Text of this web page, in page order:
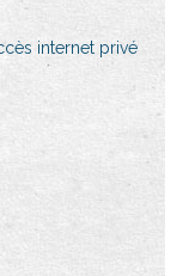
internet privé